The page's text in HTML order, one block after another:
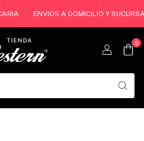
ENVIOS A DOMICILIO Y SUCURSALES DE
0